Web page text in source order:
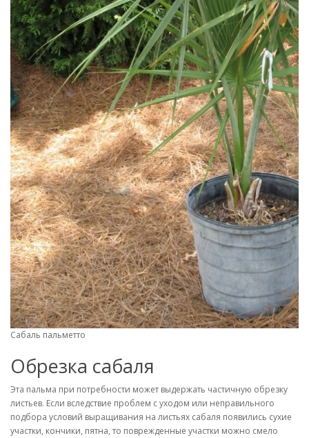
Сабаль пальметто
Обрезка сабаля
Эта пальма при потребности может выдержать частичную обрезку
листьев. Если вследствие проблем с уходом или неправильного
подбора условий выращивания на листьях сабаля появились сухие
участки, кончики, пятна, то поврежденные участки можно смело